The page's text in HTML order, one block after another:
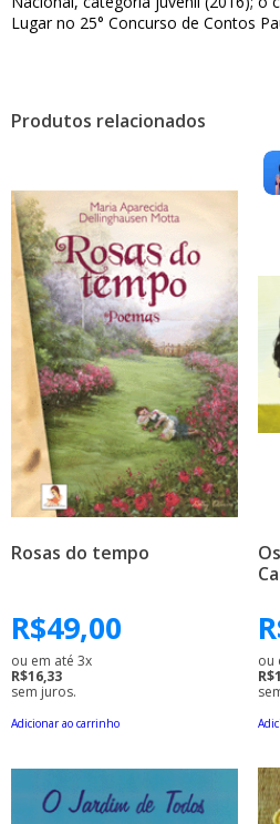
Lugar no 25° Concurso de Contos
Produtos relacionados
Rosas do tempo
R$49,00
ou em até 3x
R$16,33
sem juros.
Adicionar ao carrinho
ou